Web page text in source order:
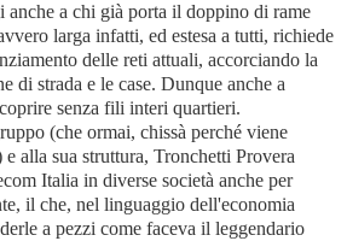
anche a chi già porta il doppino di rame
larga infatti, ed estesa a tutti, richiede
delle reti attuali, accorciando la
di strada e le case. Dunque anche a
senza fili interi quartieri.
(che ormai, chissà perché viene
alla sua struttura, Tronchetti Provera
Italia in diverse società anche per
il che, nel linguaggio dell'economia
a pezzi come faceva il leggendario